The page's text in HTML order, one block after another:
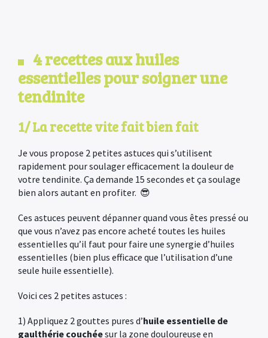
4 recettes aux huiles
essentielles pour soigner une
tendinite
1/ La recette vite fait bien fait
Je vous propose 2 petites astuces qui s’utilisent
rapidement pour soulager efficacement la douleur de
votre tendinite. Ça demande 15 secondes et ça soulage
bien alors autant en profiter. 😎
Ces astuces peuvent dépanner quand vous êtes pressé ou
que vous n’avez pas encore acheté toutes les huiles
essentielles qu’il faut pour faire une synergie d’huiles
essentielles (bien plus efficace que l’utilisation d’une
seule huile essentielle).
Voici ces 2 petites astuces :
1) Appliquez 2 gouttes pures d’huile essentielle de
gaulthérie couchéesur la zone douloureuse en